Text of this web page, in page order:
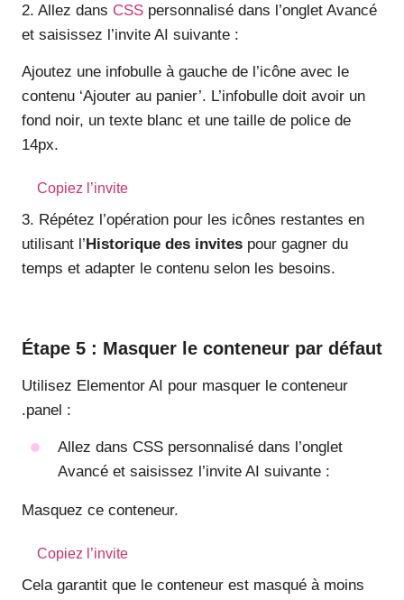
2. Allez dans CSS personnalisé dans l’onglet Avancé
et saisissez l’invite AI suivante :
Ajoutez une infobulle à gauche de l’icône avec le
contenu ‘Ajouter au panier’. L’infobulle doit avoir un
fond noir, un texte blanc et une taille de police de
14px.
Copiez l’invite
3. Répétez l’opération pour les icônes restantes en
utilisant l’ Historique des invites pour gagner du
temps et adapter le contenu selon les besoins.
Étape 5 : Masquer le conteneur par défaut
Utilisez Elementor AI pour masquer le conteneur
.panel :
Allez dans CSS personnalisé dans l’onglet
Avancé et saisissez l’invite AI suivante :
Masquez ce conteneur.
Copiez l’invite
Cela garantit que le conteneur est masqué à moins